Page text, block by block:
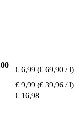
€ 6,99 (€ 69,90 / l)
€ 9,99 (€ 39,96 / l)
€ 16,98